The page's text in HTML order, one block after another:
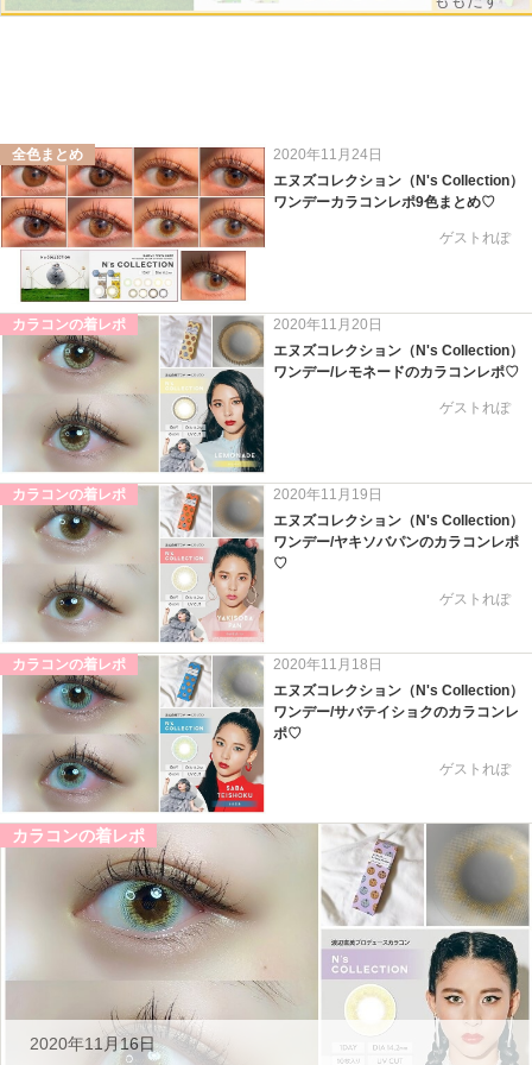
全色まとめ
2020年11月24日
エヌズコレクション（N's Collection）
ワンデーカラコンレポ9色まとめ♡
ゲストれぽ
カラコンの着レポ
2020年11月20日
エヌズコレクション（N's Collection）
ワンデー/レモネードのカラコンレポ♡
ゲストれぽ
カラコンの着レポ
2020年11月19日
エヌズコレクション（N's Collection）
ワンデー/ヤキソバパンのカラコンレポ
♡
ゲストれぽ
カラコンの着レポ
2020年11月18日
エヌズコレクション（N's Collection）
ワンデー/サバテイショクのカラコンレ
ポ♡
ゲストれぽ
カラコンの着レポ
2020年11月16日